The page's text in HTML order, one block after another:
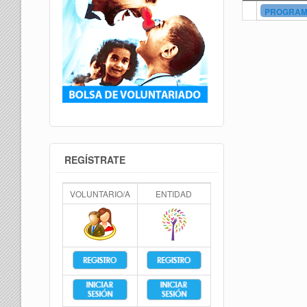
REGÍSTRATE
VOLUNTARIO/A ENTIDAD